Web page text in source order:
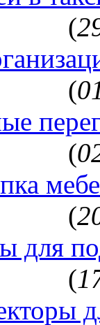
(
(
(
(
для
(